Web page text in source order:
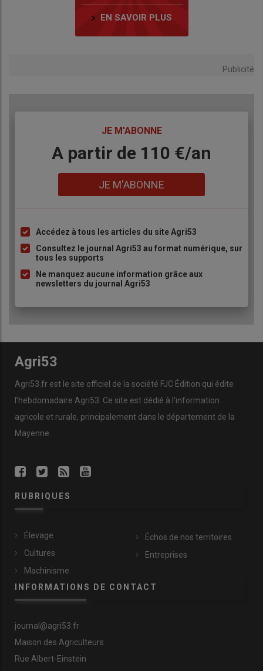
EN SAVOIR PLUS
Publicité
JE M'ABONNE
BodyA partir de 110 €/an
JE M'ABONNE
Liste
à
puce
Accédez à tous les articles du site Agri53
Consultez le journal Agri53 au format numérique, sur
tous les supports
Ne manquez aucune information grâce aux
newsletters du journal Agri53
Agri53
Agri53.fr est le site officiel de la société FJC Édition qui édite
l’hebdomadaire Agri53. Ce site est dédié à l’information
agricole et rurale, principalement dans le département de la
Mayenne.
RUBRIQUES
Élevage
Cultures
Machinisme
Échos de nos territoires
Entreprises
INFORMATIONS DE CONTACT
journal@agri53.fr
Maison des Agriculteurs
Rue Albert-Einstein